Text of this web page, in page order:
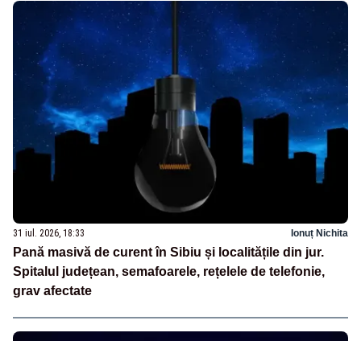
31 iul. 2026, 18:33 Ionuț Nichita
Pană masivă de curent în Sibiu și localitățile din jur.
Spitalul județean, semafoarele, rețelele de telefonie,
grav afectate